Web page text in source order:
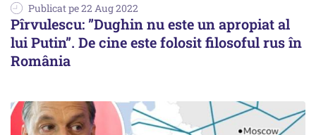
Publicat pe 22 Aug 2022
Pîrvulescu: ”Dughin nu este un apropiat al
lui Putin”. De cine este folosit filosoful rus în
România